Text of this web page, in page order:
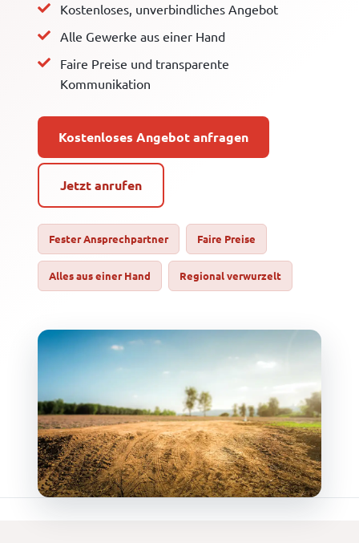
Kostenloses, unverbindliches Angebot
Alle Gewerke aus einer Hand
Faire Preise und transparente
Kommunikation
Kostenloses Angebot anfragen
Jetzt anrufen
Fester Ansprechpartner Faire Preise
Alles aus einer Hand Regional verwurzelt